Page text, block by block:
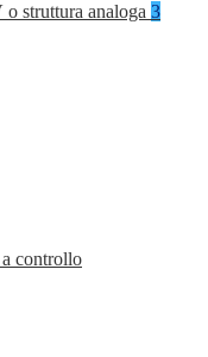
struttura analoga 3
controllo